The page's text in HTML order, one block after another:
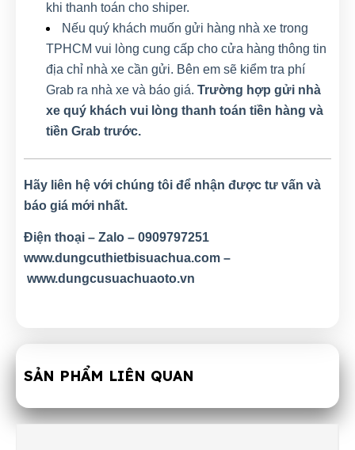
khi thanh toán cho shiper.
Nếu quý khách muốn gửi hàng nhà xe trong
TPHCM vui lòng cung cấp cho cửa hàng thông tin
địa chỉ nhà xe cần gửi. Bên em sẽ kiểm tra phí
Grab ra nhà xe và báo giá. Trường hợp gửi nhà
xe quý khách vui lòng thanh toán tiền hàng và
tiền Grab trước.
Hãy liên hệ với chúng tôi để nhận được tư vấn và
báo giá mới nhất.
Điện thoại – Zalo – 0909797251
www.dungcuthietbisuachua.com –
www.dungcusuachuaoto.vn
SẢN PHẨM LIÊN QUAN